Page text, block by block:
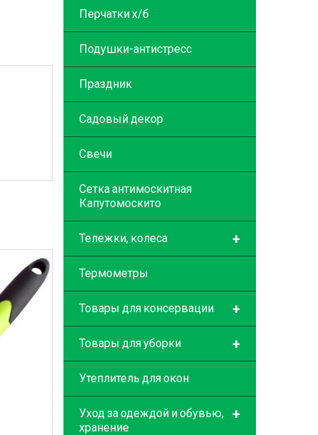
Перчатки х/б
Подушки-антистресс
Праздник
Садовый декор
Свечи
Сетка антимоскитная
Капутомоскито
+
Тележки, колеса
Термометры
+
Товары для консервации
+
Товары для уборки
Утеплитель для окон
+
Уход за одеждой и обувью,
хранение